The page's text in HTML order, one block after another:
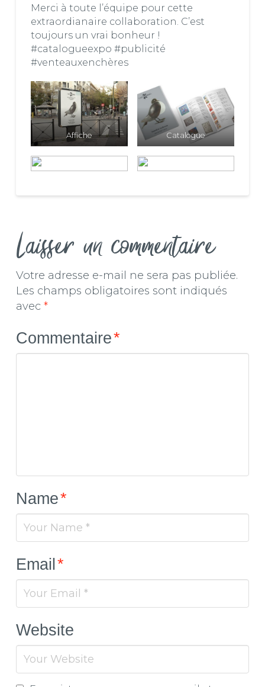
Merci à toute l’équipe pour cette
extraordianaire collaboration. C’est
toujours un vrai bonheur !
#catalogueexpo #publicité
#venteauxenchères
Affiche Catalogue
Laisser un commentaire
Votre adresse e-mail ne sera pas publiée.
Les champs obligatoires sont indiqués
avec *
Commentaire*
Name*
Email*
Website